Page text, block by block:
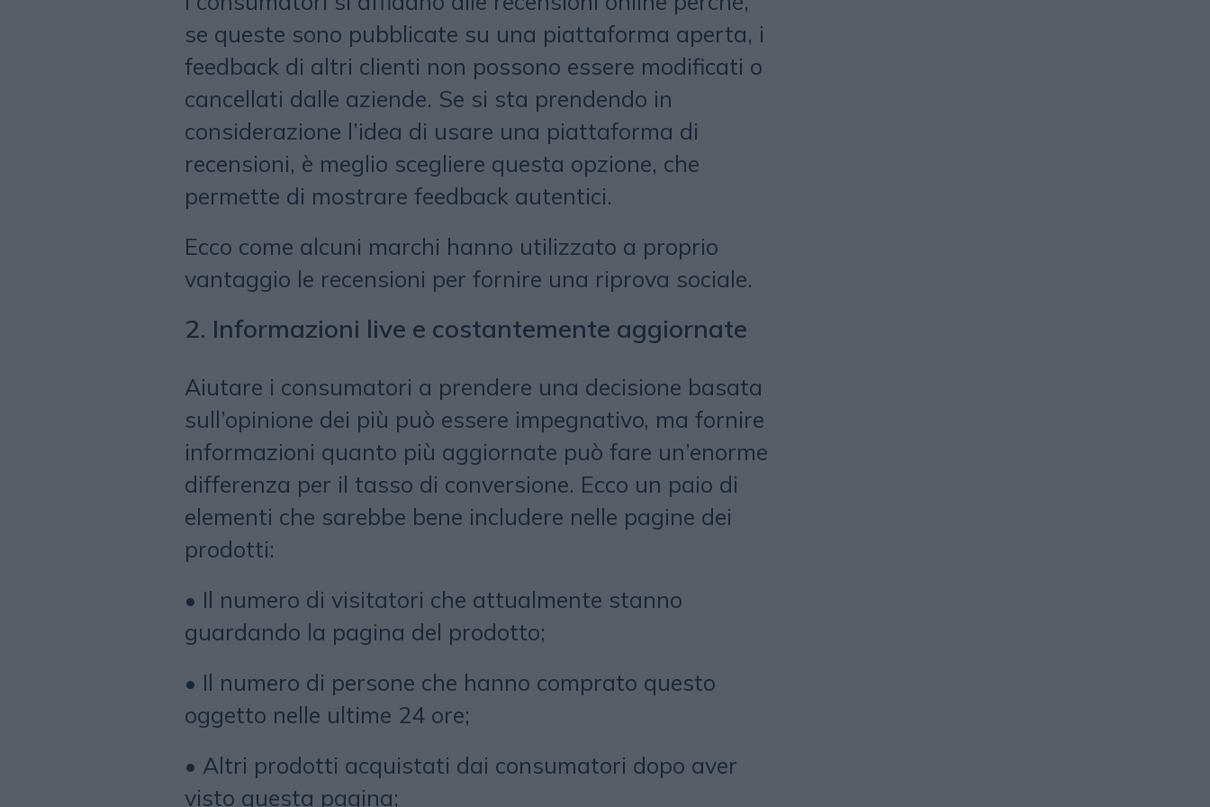
se queste sono pubblicate su una piattaforma aperta, i
feedback di altri clienti non possono essere modificati o
cancellati dalle aziende. Se si sta prendendo in
considerazione l’idea di usare una piattaforma di
recensioni, è meglio scegliere questa opzione, che
permette di mostrare feedback autentici.
Ecco come alcuni marchi hanno utilizzato a proprio
vantaggio le recensioni per fornire una riprova sociale.
2. Informazioni live e costantemente aggiornate
Aiutare i consumatori a prendere una decisione basata
sull’opinione dei più può essere impegnativo, ma fornire
informazioni quanto più aggiornate può fare un’enorme
differenza per il tasso di conversione. Ecco un paio di
elementi che sarebbe bene includere nelle pagine dei
prodotti:
• Il numero di visitatori che attualmente stanno
guardando la pagina del prodotto;
• Il numero di persone che hanno comprato questo
oggetto nelle ultime 24 ore;
• Altri prodotti acquistati dai consumatori dopo aver
visto questa pagina;